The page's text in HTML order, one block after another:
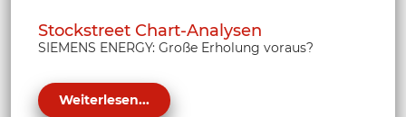
Stockstreet Chart-Analysen
SIEMENS ENERGY: Große Erholung voraus?
Weiterlesen...